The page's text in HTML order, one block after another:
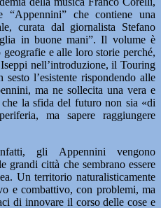
“Appennini” che contiene una
curata dal giornalista Stefano
in buone mani”. Il volume è
e alle loro storie perché,
nell’introduzione, il Touring
l’esistente rispondendo alle
ma ne sollecita una vera e
la sfida del futuro non sia «di
ma sapere raggiungere
gli Appennini vengono
grandi città che sembrano essere
Un territorio naturalisticamente
e combattivo, con problemi, ma
di innovare il corso delle cose e